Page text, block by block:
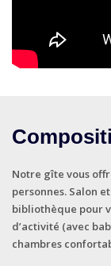
Notre gîte vous
personnes. Salon
bibliothèque pour
d’activité (avec
chambres